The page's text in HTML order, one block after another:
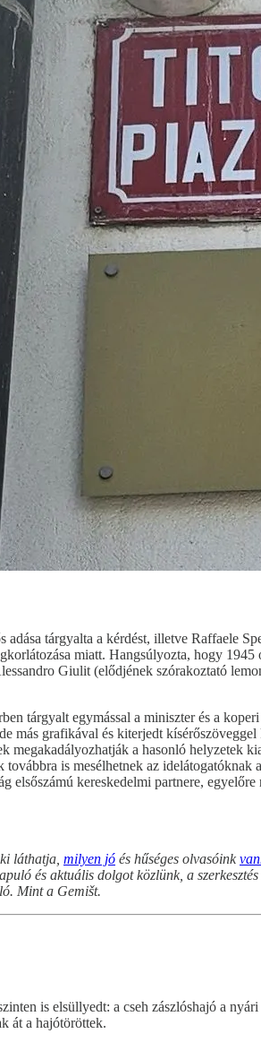
tárgyalta a kérdést, illetve Raffaele
miatt. Hangsúlyozta, hogy
Giulit (elődjének szórakoztató
tárgyalt egymással a miniszter és a
grafikával és kiterjedt
a hasonló helyzetek
is mesélhetnek az
elsőszámú kereskedelmi partnere,
láthatja, milyen jó és hűséges olvasóink
és aktuális dolgot közlünk, a
Mint a Gemišt.
is elsüllyedt: a cseh zászlóshajó a
át a hajótöröttek.